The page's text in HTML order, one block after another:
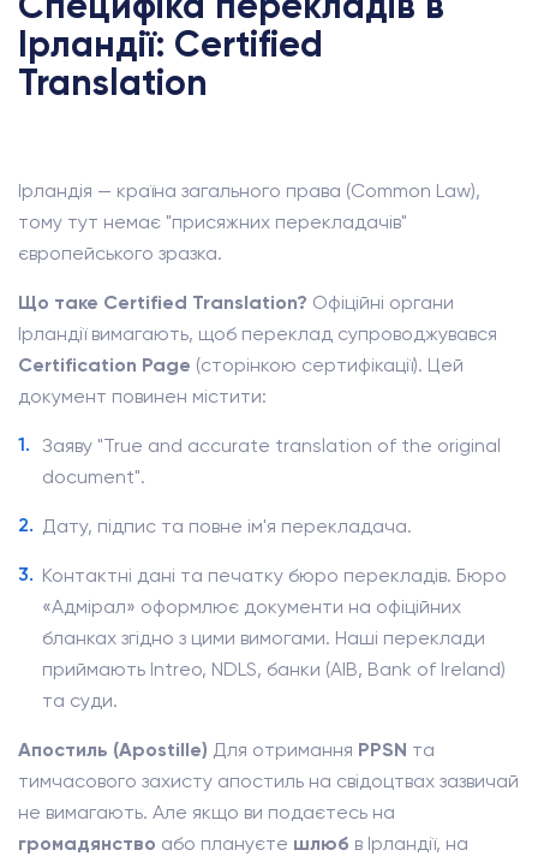
Ірландії: Certified
Translation
Ірландія — країна загального права (Common Law),
тому тут немає "присяжних перекладачів"
європейського зразка.
Що таке Certified Translation? Офіційні органи
Ірландії вимагають, щоб переклад супроводжувався
Certification Page (сторінкою сертифікації). Цей
документ повинен містити:
Заяву "True and accurate translation of the original
document".
Дату, підпис та повне ім'я перекладача.
Контактні дані та печатку бюро перекладів. Бюро
«Адмірал» оформлює документи на офіційних
бланках згідно з цими вимогами. Наші переклади
приймають Intreo, NDLS, банки (AIB, Bank of Ireland)
та суди.
Апостиль (Apostille) Для отримання PPSN та
тимчасового захисту апостиль на свідоцтвах зазвичай
не вимагають. Але якщо ви подаєтесь на
громадянство або плануєте шлюб в Ірландії, на